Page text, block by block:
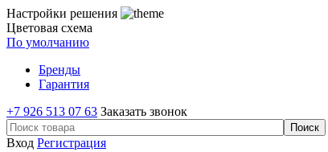
Настройки решения
Цветовая схема
По умолчанию
Бренды
Гарантия
+7 926 513 07 63 Заказать звонок
Вход Регистрация